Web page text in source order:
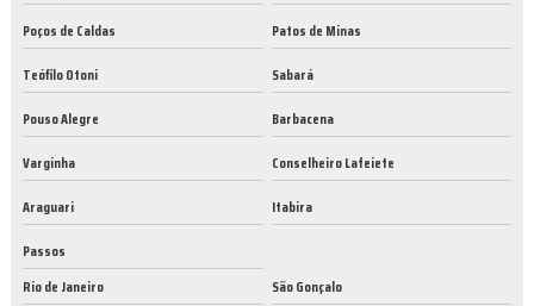
Poços de Caldas
Patos de Minas
Teófilo Otoni
Sabará
Pouso Alegre
Barbacena
Varginha
Conselheiro Lafeiete
Araguari
Itabira
Passos
Rio de Janeiro
São Gonçalo